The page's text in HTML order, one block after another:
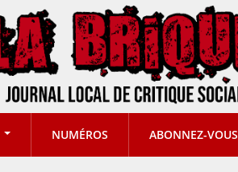
NUMÉROS ABONNEZ-VOUS